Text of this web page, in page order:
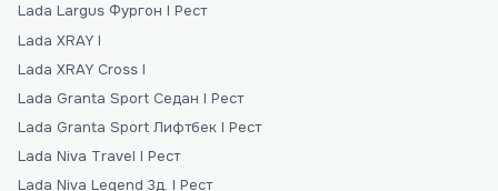
Lada Largus Фургон I Рест
Lada XRAY I
Lada XRAY Cross I
Lada Granta Sport Седан I Рест
Lada Granta Sport Лифтбек I Рест
Lada Niva Travel I Рест
Lada Niva Legend 3д. I Рест